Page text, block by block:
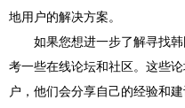
地用户的解决方案。
如果您想进一步了解寻找
考一些在线论坛和社区。这些
户，他们会分享自己的经验和